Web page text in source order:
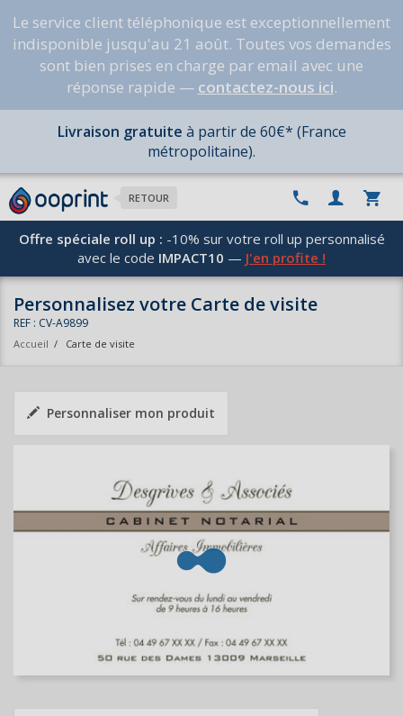
Le service client téléphonique est exceptionnellement
indisponible jusqu'au 21 août. Toutes vos demandes
sont bien prises en charge par email avec une
réponse rapide — contactez-nous ici.
Livraison gratuite à partir de 60€* (France
métropolitaine).
RETOUR
Offre spéciale roll up : -10% sur votre roll up personnalisé
avec le code IMPACT10 — J'en profite !
Personnalisez votre Carte de visite
REF : CV-A9899
Accueil / Carte de visite
Personnaliser mon produit